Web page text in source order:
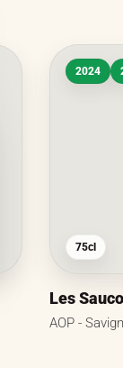
2024
75cl
Les
AOP -